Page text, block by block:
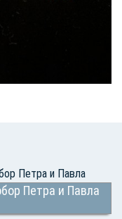
Петра и Павла